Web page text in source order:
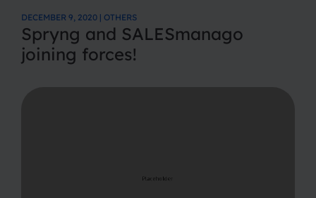
DECEMBER 9, 2020 | OTHERS
Spryng and SALESmanago
joining forces!